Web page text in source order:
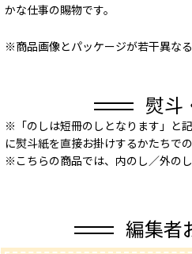
かな仕事の賜物です。
※商品画像とパッケージが若干異なる
熨斗
※「のしは短冊のしとなります」と
に熨斗紙を直接お掛けするかたちで
※こちらの商品では、内のし／外の
編集者